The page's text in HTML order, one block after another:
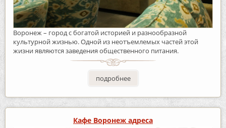
Воронеж – город с богатой историей и разнообразной
культурной жизнью. Одной из неотъемлемых частей этой
жизни являются заведения общественного питания.
подробнее
Кафе Воронеж адреса